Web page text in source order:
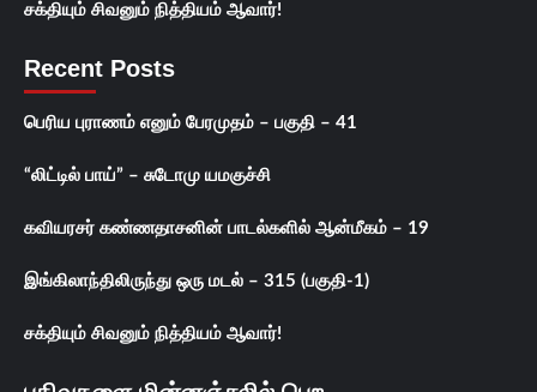
சக்தியும் சிவனும் நித்தியம் ஆவார்!
Recent Posts
பெரிய புராணம் எனும் பேரமுதம் – பகுதி – 41
“லிட்டில் பாய்” – சுடோமு யமகுச்சி
கவியரசர் கண்ணதாசனின் பாடல்களில் ஆன்மீகம் – 19
இங்கிலாந்திலிருந்து ஒரு மடல் – 315 (பகுதி-1)
சக்தியும் சிவனும் நித்தியம் ஆவார்!